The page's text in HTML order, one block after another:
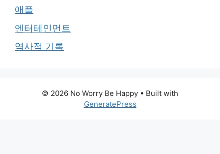
애플
엔터테인먼트
역사적 기록
© 2026 No Worry Be Happy • Built with
GeneratePress